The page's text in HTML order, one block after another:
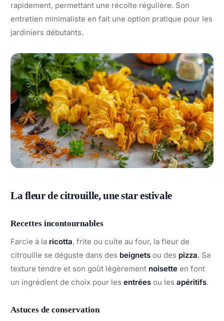
rapidement, permettant une récolte régulière. Son
entretien minimaliste en fait une option pratique pour les
jardiniers débutants.
La fleur de citrouille, une star estivale
Recettes incontournables
Farcie à la ricotta, frite ou cuite au four, la fleur de
citrouille se déguste dans des beignets ou des pizza. Sa
texture tendre et son goût légèrement noisette en font
un ingrédient de choix pour les entrées ou les apéritifs.
Astuces de conservation